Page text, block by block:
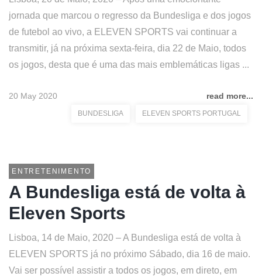
jornada que marcou o regresso da Bundesliga e dos jogos
de futebol ao vivo, a ELEVEN SPORTS vai continuar a
transmitir, já na próxima sexta-feira, dia 22 de Maio, todos
os jogos, desta que é uma das mais emblemáticas ligas ...
20 May 2020 read more...
BUNDESLIGA ELEVEN SPORTS PORTUGAL
ENTRETENIMENTO
A Bundesliga está de volta à
Eleven Sports
Lisboa, 14 de Maio, 2020 – A Bundesliga está de volta à
ELEVEN SPORTS já no próximo Sábado, dia 16 de maio.
Vai ser possível assistir a todos os jogos, em direto, em